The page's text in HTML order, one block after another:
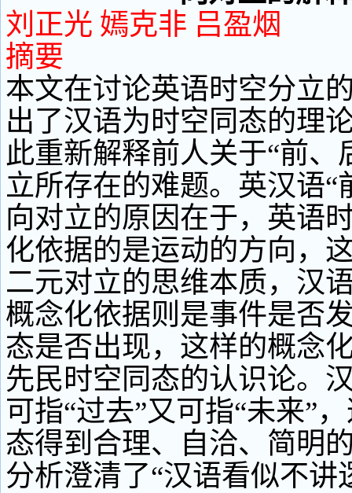
刘正光 嫣克非 吕盈烟
摘要
本文在讨论英语时空分立
出了汉语为时空同态的理
此重新解释前人关于“前、
立所存在的难题。英汉语“
向对立的原因在于，英语
化依据的是运动的方向，
二元对立的思维本质，汉
概念化依据则是事件是否
态是否出现，这样的概念
先民时空同态的认识论。
可指“过去”又可指“未来”
态得到合理、自洽、简明
分析澄清了“汉语看似不讲